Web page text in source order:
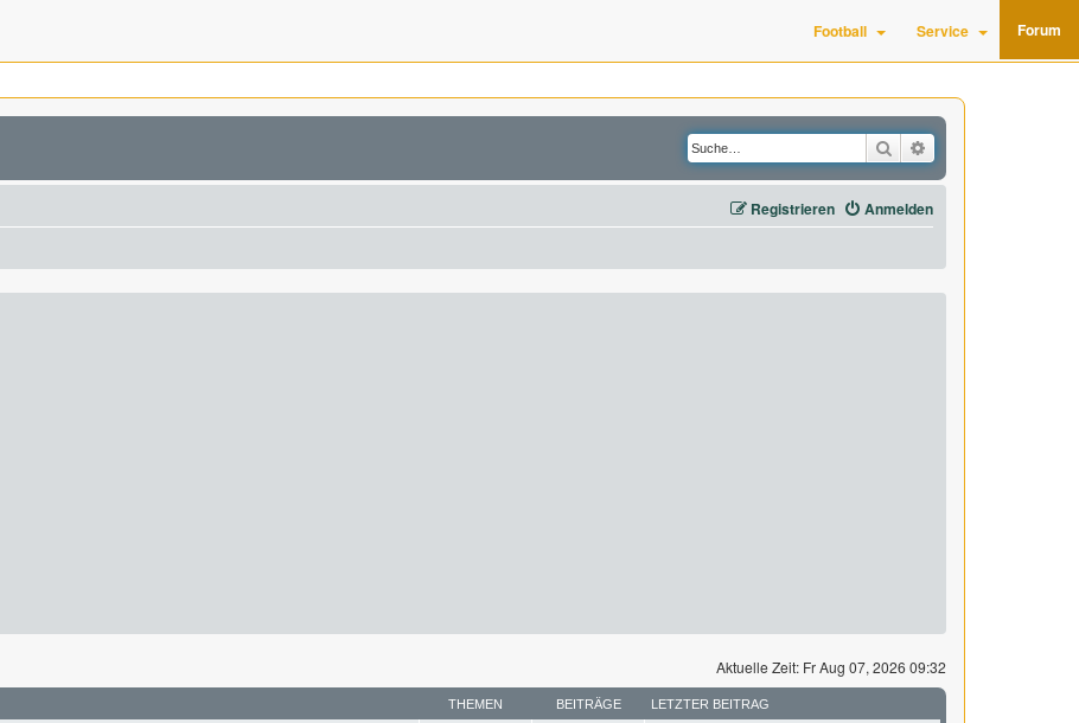
Football Service Forum
Suche
Anmelden
Registrieren
Aktuelle Zeit: Fr Aug 07, 2026 09:32
THEMEN BEITRÄGE LETZTER BEITRAG